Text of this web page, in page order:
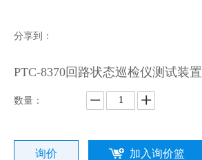
分享到：
PTC-8370回路状态巡检仪测试装置
数量：
询价 加入询价篮